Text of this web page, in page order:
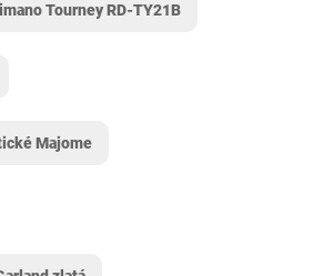
Tourney RD-TY21B
Majome